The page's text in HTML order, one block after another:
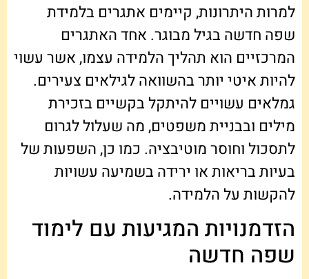
למרות היתרונות, קיימים אתגרים בלמידת
שפה חדשה בגיל מבוגר. אחד האתגרים
המרכזיים הוא תהליך הלמידה עצמו, אשר עשוי
להיות איטי יותר בהשוואה לגילאים צעירים.
גמלאים עשויים להיתקל בקשיים בזכירת
מילים ובבניית משפטים, מה שעלול לגרום
לתסכול וחוסר מוטיבציה. כמו כן, השפעות של
בעיות בריאות או ירידה בשמיעה עשויות
להקשות על הלמידה.
הזדמנויות המגיעות עם לימוד
שפה חדשה